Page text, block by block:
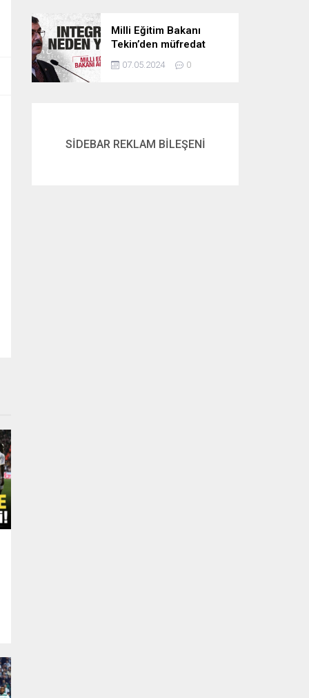
Milli Eğitim Bakanı
Tekin’den müfredat
açıklaması! İntegral
neden yok? İşte
07.05.2024 0
SİDEBAR REKLAM BİLEŞENİ